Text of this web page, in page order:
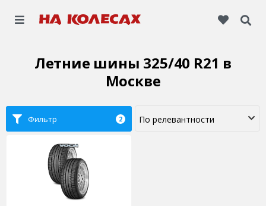
Летние шины 325/40 R21 в
Москве
Фильтр 2